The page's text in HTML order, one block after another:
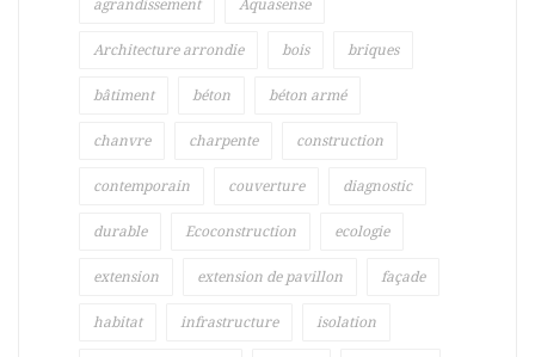
agrandissement Aquasense
Architecture arrondie bois briques
bâtiment béton béton armé
chanvre charpente construction
contemporain couverture diagnostic
durable Ecoconstruction ecologie
extension extension de pavillon façade
habitat infrastructure isolation